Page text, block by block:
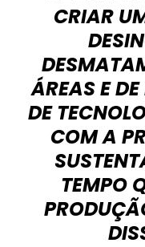
CRIAR
ÁREAS E
DE
COM A
TEMPO